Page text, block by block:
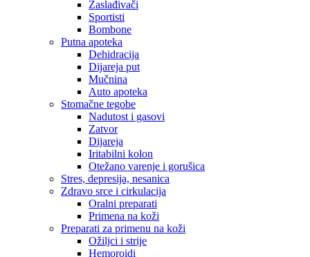
Zaslađivači
Sportisti
Bombone
Putna apoteka
Dehidracija
Dijareja put
Mučnina
Auto apoteka
Stomačne tegobe
Nadutost i gasovi
Zatvor
Dijareja
Iritabilni kolon
Otežano varenje i gorušica
Stres, depresija, nesanica
Zdravo srce i cirkulacija
Oralni preparati
Primena na koži
Preparati za primenu na koži
Ožiljci i strije
Hemoroidi